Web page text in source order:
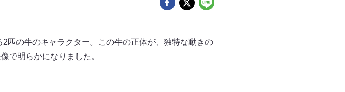
匹の牛のキャラクター。この牛の正体が、独特な動きの
で明らかになりました。